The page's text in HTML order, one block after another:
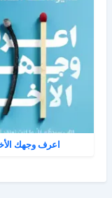
اعرف وجهك